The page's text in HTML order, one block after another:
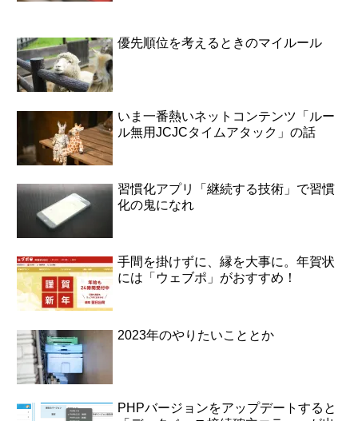
優先順位を考えるときのマイルール
いま一番熱いネットコンテンツ「ルー
ル無用JCJCタイムアタック」の話
習慣化アプリ「継続する技術」で習慣
化の鬼になれ
手間を掛けずに、縁を大事に。年賀状
には「ウェブポ」がおすすめ！
2023年のやりたいこととか
PHPバージョンをアップデートすると